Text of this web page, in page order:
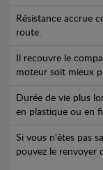
Résistance accrue
route.
Il recouvre le
moteur soit mieux
Durée de vie plus
en plastique ou en
Si vous n'êtes pas
pouvez le renvoyer